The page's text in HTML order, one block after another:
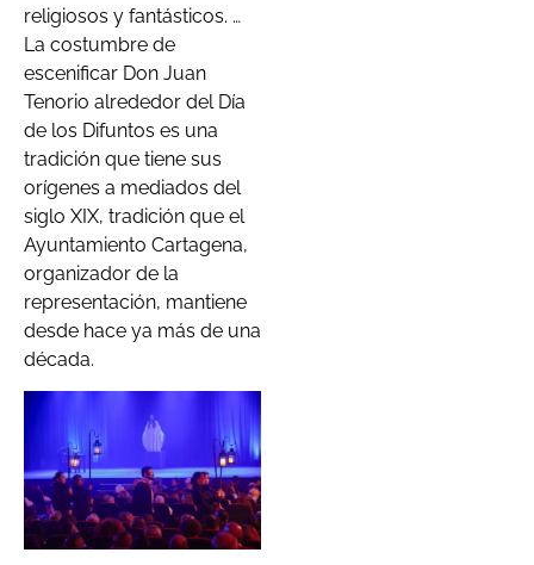
religiosos y fantásticos. …
La costumbre de
escenificar Don Juan
Tenorio alrededor del Día
de los Difuntos es una
tradición que tiene sus
orígenes a mediados del
siglo XIX, tradición que el
Ayuntamiento Cartagena,
organizador de la
representación, mantiene
desde hace ya más de una
década.